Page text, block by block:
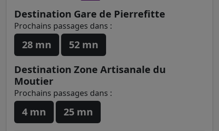
Destination Gare de Pierrefitte
Prochains passages dans :
28 mn
52 mn
Destination Zone Artisanale du
Moutier
Prochains passages dans :
4 mn 25 mn